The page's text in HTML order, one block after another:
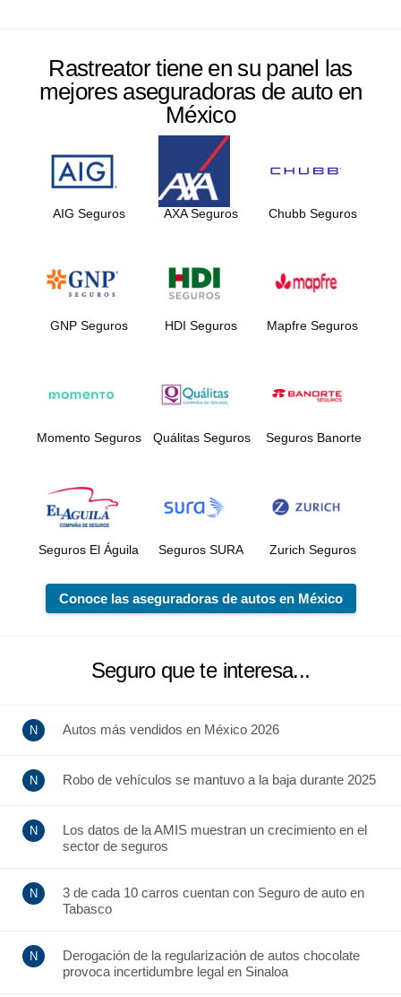
Rastreator tiene en su panel las
mejores aseguradoras de auto en
México
AIG Seguros AXA Seguros Chubb Seguros
GNP Seguros HDI Seguros Mapfre Seguros
Momento Seguros Quálitas Seguros Seguros Banorte
Seguros El Águila Seguros SURA Zurich Seguros
Conoce las aseguradoras de autos en México
Seguro que te interesa...
Autos más vendidos en México 2026
Robo de vehículos se mantuvo a la baja durante 2025
Los datos de la AMIS muestran un crecimiento en el
sector de seguros
3 de cada 10 carros cuentan con Seguro de auto en
Tabasco
Derogación de la regularización de autos chocolate
provoca incertidumbre legal en Sinaloa